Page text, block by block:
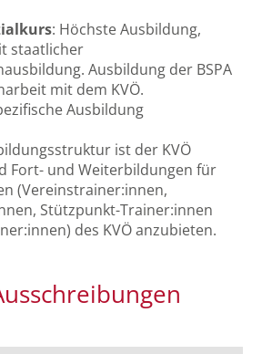
: Höchste Ausbildung,
staatlicher
Ausbildung der BSPA
mit dem KVÖ.
Ausbildung
ist der KVÖ
Fort- und Weiterbildungen für
(Vereinstrainer:innen,
Stützpunkt-Trainer:innen
des KVÖ anzubieten.